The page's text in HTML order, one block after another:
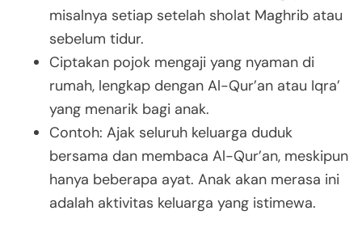
misalnya setiap setelah sholat Maghrib atau
sebelum tidur.
Ciptakan pojok mengaji yang nyaman di
rumah, lengkap dengan Al-Qur’an atau Iqra’
yang menarik bagi anak.
Contoh: Ajak seluruh keluarga duduk
bersama dan membaca Al-Qur’an, meskipun
hanya beberapa ayat. Anak akan merasa ini
adalah aktivitas keluarga yang istimewa.